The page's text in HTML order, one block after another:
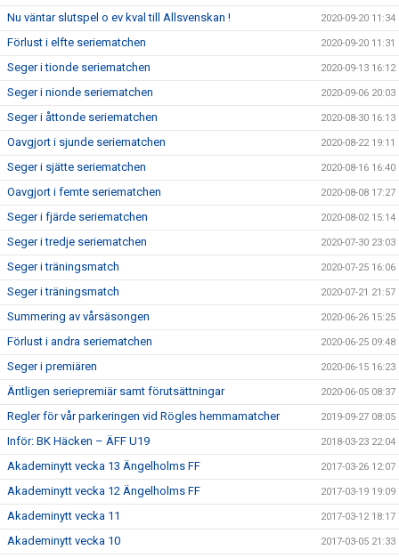
Nu väntar slutspel o ev kval till Allsvenskan ! 2020-09-20 11:34
Förlust i elfte seriematchen 2020-09-20 11:31
Seger i tionde seriematchen 2020-09-13 16:12
Seger i nionde seriematchen 2020-09-06 20:03
Seger i åttonde seriematchen 2020-08-30 16:13
Oavgjort i sjunde seriematchen 2020-08-22 19:11
Seger i sjätte seriematchen 2020-08-16 16:40
Oavgjort i femte seriematchen 2020-08-08 17:27
Seger i fjärde seriematchen 2020-08-02 15:14
Seger i tredje seriematchen 2020-07-30 23:03
Seger i träningsmatch 2020-07-25 16:06
Seger i träningsmatch 2020-07-21 21:57
Summering av vårsäsongen 2020-06-26 15:25
Förlust i andra seriematchen 2020-06-25 09:48
Seger i premiären 2020-06-15 16:23
Äntligen seriepremiär samt förutsättningar 2020-06-05 08:37
Regler för vår parkeringen vid Rögles hemmamatcher 2019-09-27 08:05
Inför: BK Häcken – ÄFF U19 2018-03-23 22:04
Akademinytt vecka 13 Ängelholms FF 2017-03-26 12:07
Akademinytt vecka 12 Ängelholms FF 2017-03-19 19:09
Akademinytt vecka 11 2017-03-12 18:17
Akademinytt vecka 10 2017-03-05 21:33